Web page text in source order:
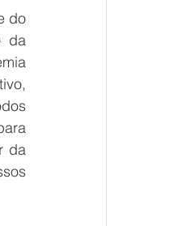
do
da
da